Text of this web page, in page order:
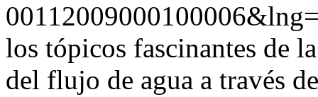
los tópicos fascinantes de
del flujo de agua a través